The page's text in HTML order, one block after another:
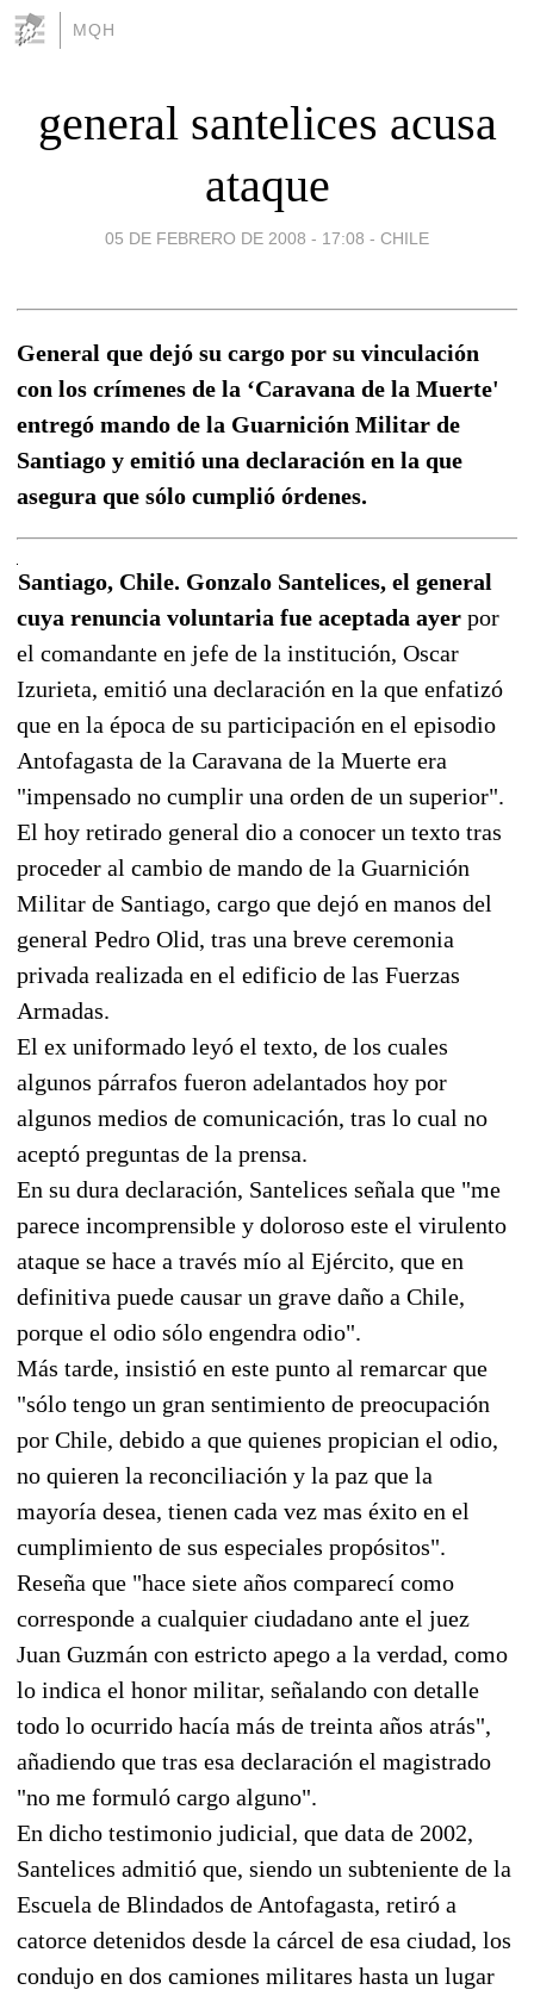
MQH
general santelices acusa
ataque
05 DE FEBRERO DE 2008 - 17:08 - CHILE
General que dejó su cargo por su vinculación
con los crímenes de la ‘Caravana de la Muerte'
entregó mando de la Guarnición Militar de
Santiago y emitió una declaración en la que
asegura que sólo cumplió órdenes.
Santiago, Chile. Gonzalo Santelices, el general
cuya renuncia voluntaria fue aceptada ayer por
el comandante en jefe de la institución, Oscar
Izurieta, emitió una declaración en la que enfatizó
que en la época de su participación en el episodio
Antofagasta de la Caravana de la Muerte era
"impensado no cumplir una orden de un superior".
El hoy retirado general dio a conocer un texto tras
proceder al cambio de mando de la Guarnición
Militar de Santiago, cargo que dejó en manos del
general Pedro Olid, tras una breve ceremonia
privada realizada en el edificio de las Fuerzas
Armadas.
El ex uniformado leyó el texto, de los cuales
algunos párrafos fueron adelantados hoy por
algunos medios de comunicación, tras lo cual no
aceptó preguntas de la prensa.
En su dura declaración, Santelices señala que "me
parece incomprensible y doloroso este el virulento
ataque se hace a través mío al Ejército, que en
definitiva puede causar un grave daño a Chile,
porque el odio sólo engendra odio".
Más tarde, insistió en este punto al remarcar que
"sólo tengo un gran sentimiento de preocupación
por Chile, debido a que quienes propician el odio,
no quieren la reconciliación y la paz que la
mayoría desea, tienen cada vez mas éxito en el
cumplimiento de sus especiales propósitos".
Reseña que "hace siete años comparecí como
corresponde a cualquier ciudadano ante el juez
Juan Guzmán con estricto apego a la verdad, como
lo indica el honor militar, señalando con detalle
todo lo ocurrido hacía más de treinta años atrás",
añadiendo que tras esa declaración el magistrado
"no me formuló cargo alguno".
En dicho testimonio judicial, que data de 2002,
Santelices admitió que, siendo un subteniente de la
Escuela de Blindados de Antofagasta, retiró a
catorce detenidos desde la cárcel de esa ciudad, los
condujo en dos camiones militares hasta un lugar